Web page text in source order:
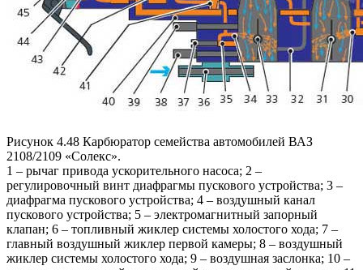
Рисунок 4.48 Карбюратор семейства автомобилей ВАЗ
2108/2109 «Солекс».
1 – рычаг привода ускорительного насоса; 2 –
регулировочный винт диафрагмы пускового устройства; 3 –
диафрагма пускового устройства; 4 – воздушный канал
пускового устройства; 5 – электромагнитный запорный
клапан; 6 – топливный жиклер системы холостого хода; 7 –
главный воздушный жиклер первой камеры; 8 – воздушный
жиклер системы холостого хода; 9 – воздушная заслонка; 10 –